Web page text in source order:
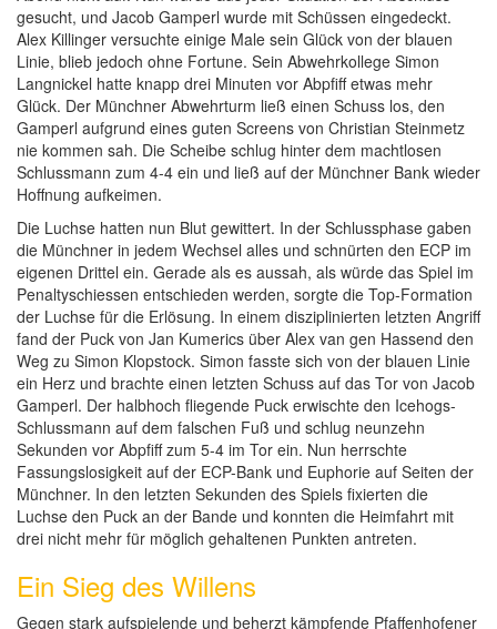
gesucht, und Jacob Gamperl wurde mit Schüssen eingedeckt.
Alex Killinger versuchte einige Male sein Glück von der blauen
Linie, blieb jedoch ohne Fortune. Sein Abwehrkollege Simon
Langnickel hatte knapp drei Minuten vor Abpfiff etwas mehr
Glück. Der Münchner Abwehrturm ließ einen Schuss los, den
Gamperl aufgrund eines guten Screens von Christian Steinmetz
nie kommen sah. Die Scheibe schlug hinter dem machtlosen
Schlussmann zum 4-4 ein und ließ auf der Münchner Bank wieder
Hoffnung aufkeimen.
Die Luchse hatten nun Blut gewittert. In der Schlussphase gaben
die Münchner in jedem Wechsel alles und schnürten den ECP im
eigenen Drittel ein. Gerade als es aussah, als würde das Spiel im
Penaltyschiessen entschieden werden, sorgte die Top-Formation
der Luchse für die Erlösung. In einem disziplinierten letzten Angriff
fand der Puck von Jan Kumerics über Alex van gen Hassend den
Weg zu Simon Klopstock. Simon fasste sich von der blauen Linie
ein Herz und brachte einen letzten Schuss auf das Tor von Jacob
Gamperl. Der halbhoch fliegende Puck erwischte den Icehogs-
Schlussmann auf dem falschen Fuß und schlug neunzehn
Sekunden vor Abpfiff zum 5-4 im Tor ein. Nun herrschte
Fassungslosigkeit auf der ECP-Bank und Euphorie auf Seiten der
Münchner. In den letzten Sekunden des Spiels fixierten die
Luchse den Puck an der Bande und konnten die Heimfahrt mit
drei nicht mehr für möglich gehaltenen Punkten antreten.
Ein Sieg des Willens
Gegen stark aufspielende und beherzt kämpfende Pfaffenhofener